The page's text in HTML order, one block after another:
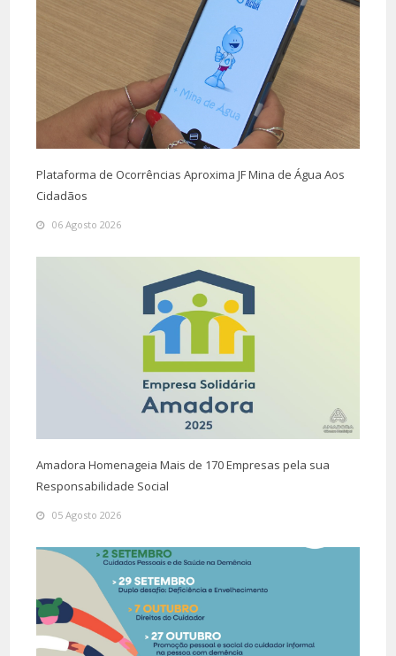
Plataforma de Ocorrências Aproxima JF Mina de Água Aos
Cidadãos
06 Agosto 2026
Amadora Homenageia Mais de 170 Empresas pela sua
Responsabilidade Social
05 Agosto 2026